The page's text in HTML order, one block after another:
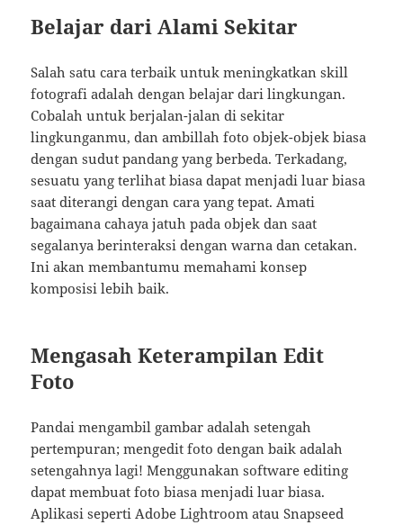
Belajar dari Alami Sekitar
Salah satu cara terbaik untuk meningkatkan skill
fotografi adalah dengan belajar dari lingkungan.
Cobalah untuk berjalan-jalan di sekitar
lingkunganmu, dan ambillah foto objek-objek biasa
dengan sudut pandang yang berbeda. Terkadang,
sesuatu yang terlihat biasa dapat menjadi luar biasa
saat diterangi dengan cara yang tepat. Amati
bagaimana cahaya jatuh pada objek dan saat
segalanya berinteraksi dengan warna dan cetakan.
Ini akan membantumu memahami konsep
komposisi lebih baik.
Mengasah Keterampilan Edit
Foto
Pandai mengambil gambar adalah setengah
pertempuran; mengedit foto dengan baik adalah
setengahnya lagi! Menggunakan software editing
dapat membuat foto biasa menjadi luar biasa.
Aplikasi seperti Adobe Lightroom atau Snapseed